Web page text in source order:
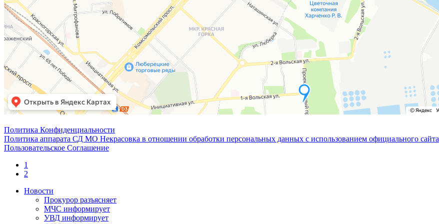
Политика Конфиденциальности
Политика аппарата СД МО Некрасовка в отношении обработки персональных данных с использованием официального сайта
Пользовательское Соглашение
1
2
Новости
Прокурор разъясняет
МЧС информирует
УВД информирует